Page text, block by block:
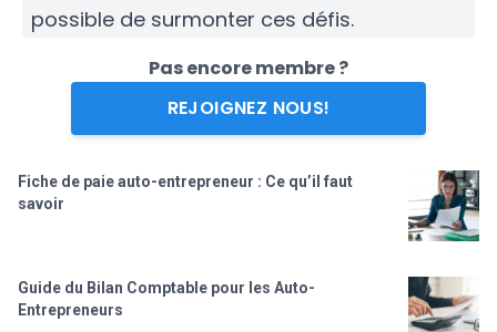
possible de surmonter ces défis.
Pas encore membre ?
REJOIGNEZ NOUS!
Fiche de paie auto-entrepreneur : Ce qu’il faut
savoir
Guide du Bilan Comptable pour les Auto-
Entrepreneurs